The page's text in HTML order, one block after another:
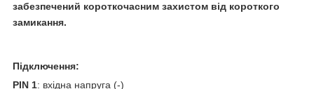
забезпечений короткочасним захистом від короткого
замикання.
Підключення:
PIN 1: вхідна напруга (-)